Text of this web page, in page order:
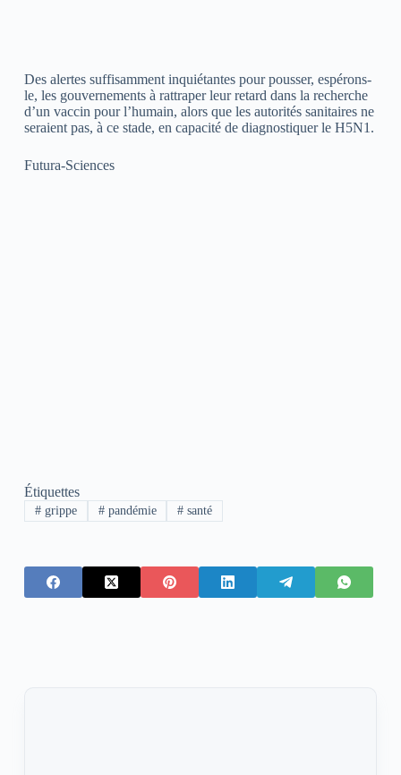
Des alertes suffisamment inquiétantes pour pousser, espérons-
le, les gouvernements à rattraper leur retard dans la recherche
d’un vaccin pour l’humain, alors que les autorités sanitaires ne
seraient pas, à ce stade, en capacité de diagnostiquer le H5N1.
Futura-Sciences
Étiquettes
#grippe #pandémie # santé